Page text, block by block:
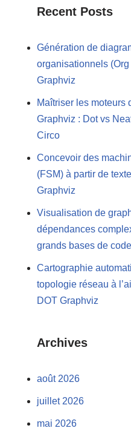
Recent Posts
Génération de
organisationnels
Graphviz
Maîtriser les moteurs
Graphviz : Dot vs
Circo
Concevoir des
(FSM) à partir de
Graphviz
Visualisation de
dépendances
grands bases de
Cartographie
topologie réseau à
DOT Graphviz
Archives
août 2026
juillet 2026
mai 2026